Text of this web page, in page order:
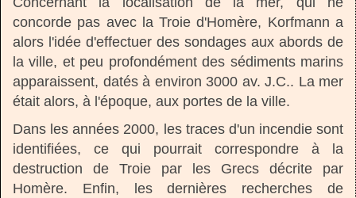
concorde pas avec la Troie d'Homère, Korfmann a
alors l'idée d'effectuer des sondages aux abords de
la ville, et peu profondément des sédiments marins
apparaissent, datés à environ 3000 av. J.C.. La mer
était alors, à l'époque, aux portes de la ville.
Dans les années 2000, les traces d'un incendie sont
identifiées, ce qui pourrait correspondre à la
destruction de Troie par les Grecs décrite par
Homère. Enfin, les dernières recherches de